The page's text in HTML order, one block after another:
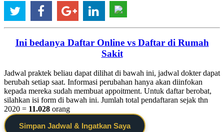
Ini bedanya Daftar Online vs Daftar di Rumah
Sakit
Jadwal praktek beliau dapat dilihat di bawah ini, jadwal dokter dapat
berubah setiap saat. Informasi perubahan hanya akan diinfokan
kepada mereka sudah membuat appoitment. Untuk daftar berobat,
silahkan isi form di bawah ini. Jumlah total pendaftaran sejak thn
2020 = 11.028 orang
Simpan Jadwal & Ingatkan Saya